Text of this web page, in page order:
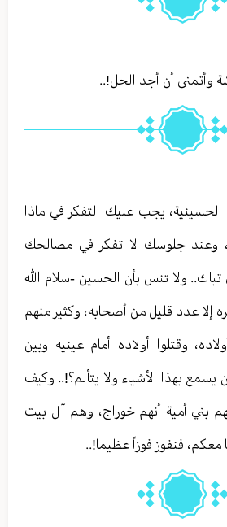
وأتمنى أن أجد الحل!..
يجب عليك التفكر في ماذا
وعند جلوسك لا تفكر في مصالحك
تباك.. ولا تنس بأن الحسين -سلام الله
إلا عدد قليل من أصحابه، وكثير منهم
وقتلوا أولاده أمام عينيه وبين
يسمع بهذا الأشياء ولا يتألم؟!.. وكيف
بني أمية أنهم خوراج، وهم آل بيت
معكم، فنفوز فوزاً عظيما!..